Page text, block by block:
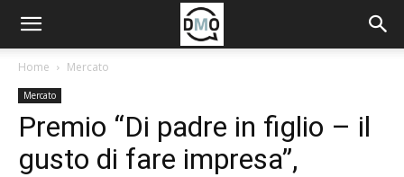
Home Mercato
Mercato
Premio “Di padre in figlio – il
gusto di fare impresa”,